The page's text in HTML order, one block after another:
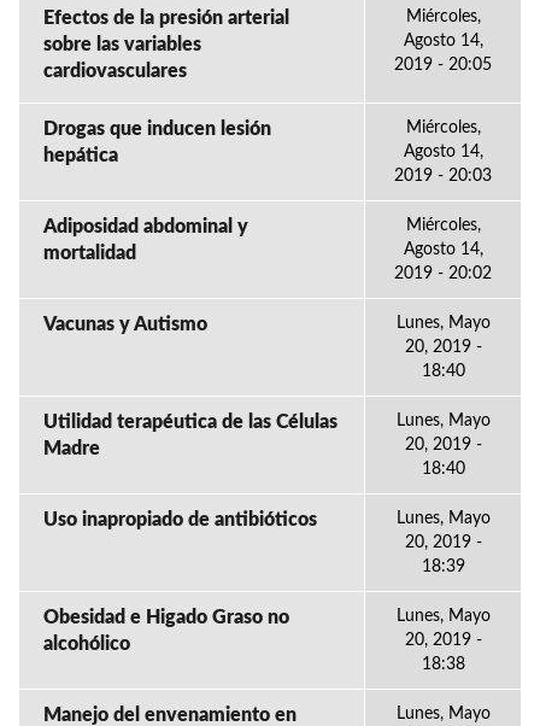
Efectos de la presión arterial
sobre las variables
cardiovasculares
Miércoles,
Agosto 14,
2019 - 20:05
Drogas que inducen lesión
hepática
Miércoles,
Agosto 14,
2019 - 20:03
Adiposidad abdominal y
mortalidad
Miércoles,
Agosto 14,
2019 - 20:02
Vacunas y Autismo
Lunes, Mayo
20, 2019 -
18:40
Utilidad terapéutica de las Células
Madre
Lunes, Mayo
20, 2019 -
18:40
Uso inapropiado de antibióticos
Lunes, Mayo
20, 2019 -
18:39
Obesidad e Higado Graso no
alcohólico
Lunes, Mayo
20, 2019 -
18:38
Manejo del envenamiento en
Lunes, Mayo